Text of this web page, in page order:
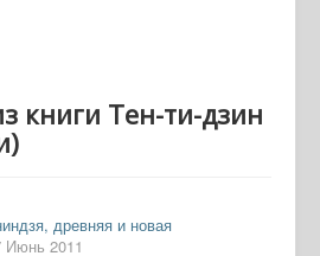
книги Тен-ти-дзин
древняя и новая
Июнь 2011